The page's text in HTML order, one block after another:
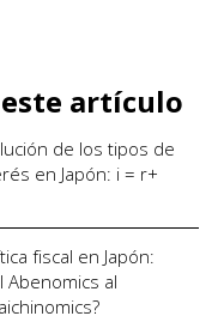
este artículo
de los tipos de
en Japón: i = r+
fiscal en Japón:
Abenomics al